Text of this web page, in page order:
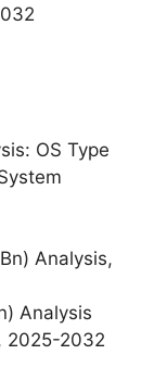
OS Type
Analysis,
Analysis
2025-2032